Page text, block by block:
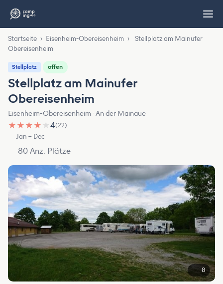
Startseite › Eisenheim-Obereisenheim ›
Stellplatz am Mainufer
Obereisenheim
Stellplatz offen
Stellplatz am Mainufer
Obereisenheim
Eisenheim-Obereisenheim · An der Mainaue
★ ★ ★ ★ ★4(22)
Jan – Dec
80 Anz. Plätze
8